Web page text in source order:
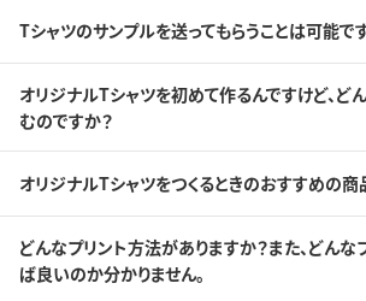
Tシャツのサンプルを送ってもらうことは可能で
オリジナルTシャツを初めて作るんですけど、ど
むのですか？
オリジナルTシャツをつくるときのおすすめの商
どんなプリント方法がありますか？また、どん
ば良いのか分かりません。